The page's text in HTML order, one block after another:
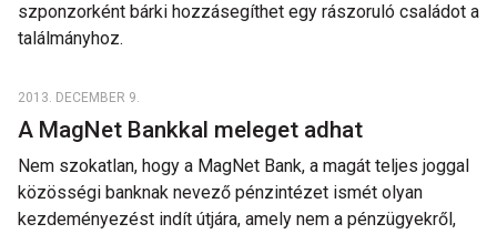
szponzorként bárki hozzásegíthet egy rászoruló családot a
találmányhoz.
2013. DECEMBER 9.
A MagNet Bankkal meleget adhat
Nem szokatlan, hogy a MagNet Bank, a magát teljes joggal
közösségi banknak nevező pénzintézet ismét olyan
kezdeményezést indít útjára, amely nem a pénzügyekről,